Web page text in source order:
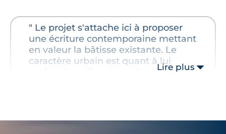
" Le projet s'attache ici à proposer
une écriture contemporaine mettant
en valeur la bâtisse existante. Le
caractère urbain est quant à lui
renforcé par l’implantation du bâti
Lire plus